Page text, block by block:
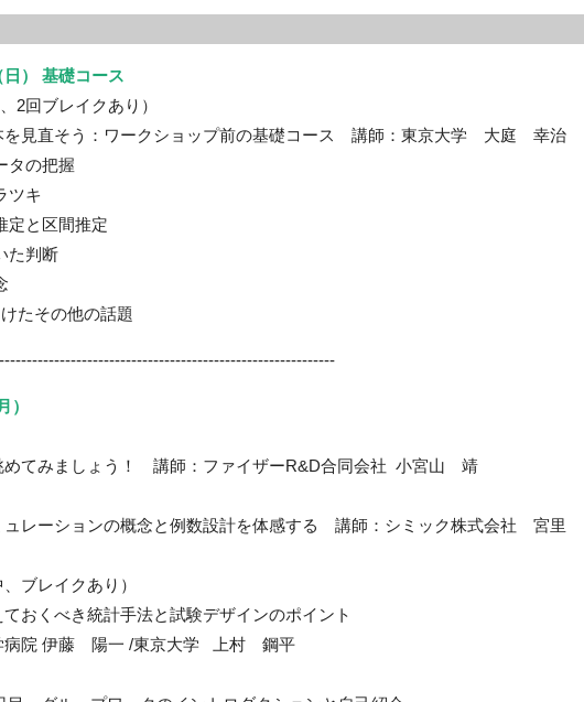
） 基礎コース
2回ブレイクあり）
を見直そう：ワークショップ前の基礎コース 講師：東京大学 大庭 幸治
タの把握
ツキ
定と区間推定
た判断
たその他の話題
）
めてみましょう！ 講師：ファイザーR&D合同会社 小宮山 靖
ュレーションの概念と例数設計を体感する 講師：シミック株式会社 宮里
ブレイクあり）
おくべき統計手法と試験デザインのポイント
病院 伊藤 陽一 /東京大学 上村 鋼平